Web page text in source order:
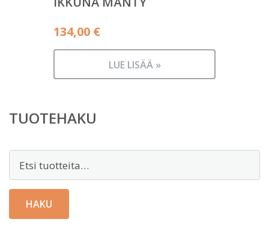
134,00 €
LUE LISÄÄ »
TUOTEHAKU
Etsi:
HAKU